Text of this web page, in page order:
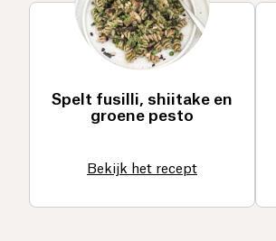
Spelt fusilli, shiitake en
groene pesto
Bekijk het recept